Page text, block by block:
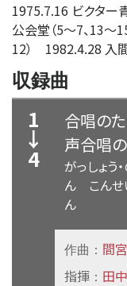
1975.7.16 ビクター
公会堂（5〜7、13〜
12） 1982.4.28 入
収録曲
1
↓
4
合唱の
声合唱
がっしょう
ん こんせ
ん
作曲： 間
指揮 ： 田